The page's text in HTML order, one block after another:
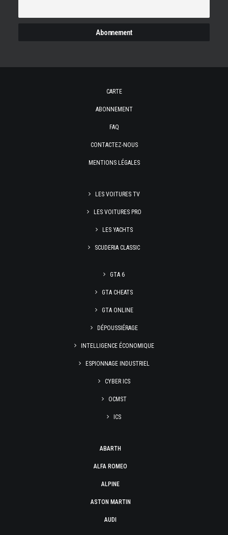
CARTE
ABONNEMENT
FAQ
CONTACTEZ-NOUS
MENTIONS LÉGALES
LES VOITURES TV
LES VOITURES PRO
LES YACHTS
SCUDERIA CLASSIC
GTA 6
GTA CHEATS
GTA ONLINE
DÉPOUSSIÉRAGE
INTELLIGENCE ÉCONOMIQUE
ESPIONNAGE INDUSTRIEL
CYBER ICS
OCMST
ICS
ABARTH
ALFA ROMEO
ALPINE
ASTON MARTIN
AUDI